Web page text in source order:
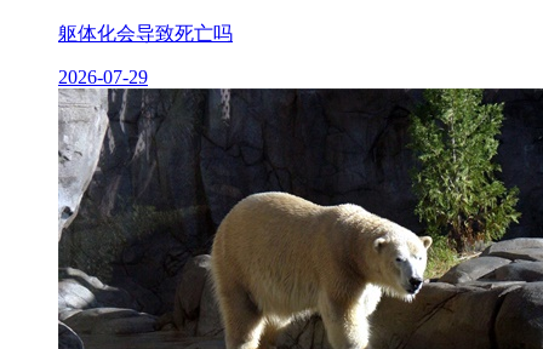
躯体化会导致死亡吗
2026-07-29